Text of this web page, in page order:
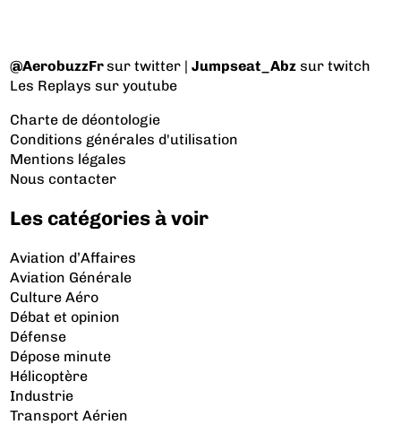
@AerobuzzFrsur twitter |Jumpseat_Abz sur twitch
Les Replays sur youtube
Charte de déontologie
Conditions générales d'utilisation
Mentions légales
Nous contacter
Les catégories à voir
Aviation d’Affaires
Aviation Générale
Culture Aéro
Débat et opinion
Défense
Dépose minute
Hélicoptère
Industrie
Transport Aérien